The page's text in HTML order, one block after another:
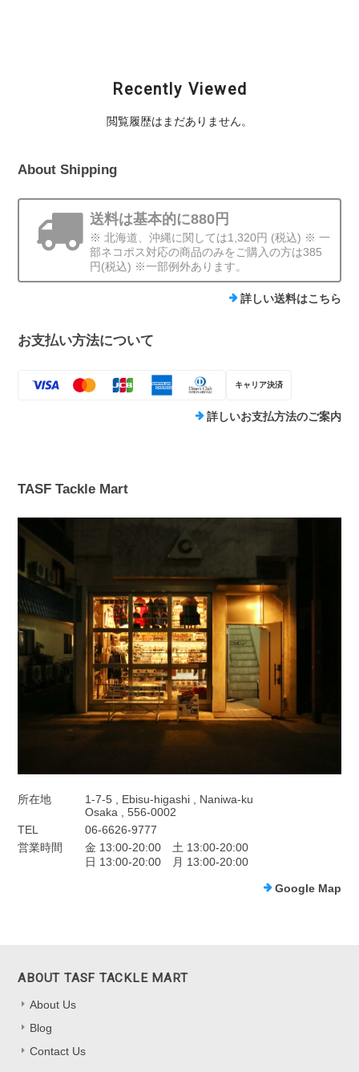
Recently Viewed
閲覧履歴はまだありません。
About Shipping
送料は基本的に880円
※ 北海道、沖縄に関しては1,320円 (税込) ※ 一
部ネコポス対応の商品のみをご購入の方は385
円(税込) ※一部例外あります。
詳しい送料はこちら
お支払い方法について
キャリア決済
詳しいお支払方法のご案内
TASF Tackle Mart
所在地
1-7-5 , Ebisu-higashi , Naniwa-ku
Osaka , 556-0002
TEL
06-6626-9777
営業時間
金 13:00-20:00 土 13:00-20:00
日 13:00-20:00 月 13:00-20:00
Google Map
ABOUT TASF TACKLE MART
About Us
Blog
Contact Us